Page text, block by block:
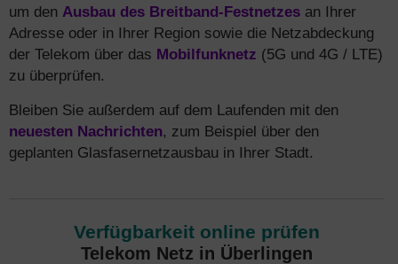
um den Ausbau des Breitband-Festnetzes an Ihrer
Adresse oder in Ihrer Region sowie die Netzabdeckung
der Telekom über das Mobilfunknetz (5G und 4G / LTE)
zu überprüfen.
Bleiben Sie außerdem auf dem Laufenden mit den
neuesten Nachrichten, zum Beispiel über den
geplanten Glasfasernetzausbau in Ihrer Stadt.
Verfügbarkeit online prüfen
Telekom Netz in Überlingen